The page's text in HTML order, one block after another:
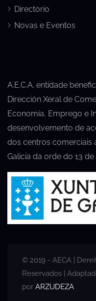
Directorio
Novas e Eventos
A.E.C.A. entidade
Dirección Xeral de
Economía, Emprego e
desenvolvemento de
dos centros comerciais
Galicia da orde do 13
© 2019 - AECA |
Reservados |
por ARZUDEZA